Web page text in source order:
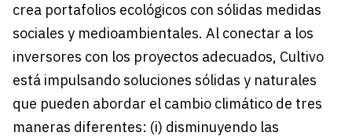
crea portafolios ecológicos con sólidas medidas
sociales y medioambientales. Al conectar a los
inversores con los proyectos adecuados, Cultivo
está impulsando soluciones sólidas y naturales
que pueden abordar el cambio climático de tres
maneras diferentes: (i) disminuyendo las